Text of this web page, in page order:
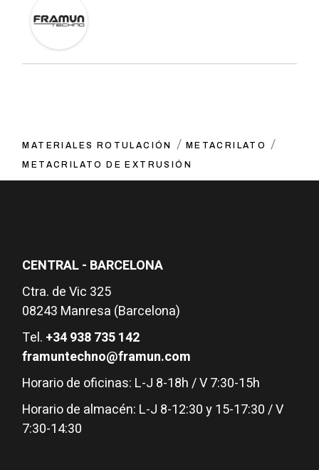
MATERIALES ROTULACIÓN
METACRILATO
METACRILATO DE EXTRUSIÓN
CENTRAL - BARCELONA
Ctra. de Vic 325
08243 Manresa (Barcelona)
Tel. +34 938 735 142
framuntechno@framun.com
Horario de oficinas: L-J 8-18h / V 7:30-15h
Horario de almacén: L-J 8-12:30 y 15-17:30 / V
7:30-14:30